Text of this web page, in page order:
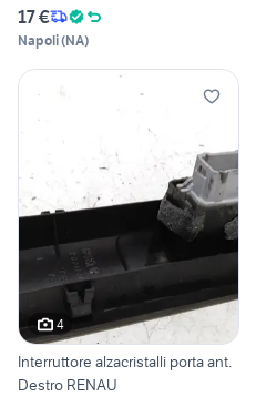
17 €
Napoli(NA)
4
Interruttore alzacristalli porta ant.
Destro RENAU